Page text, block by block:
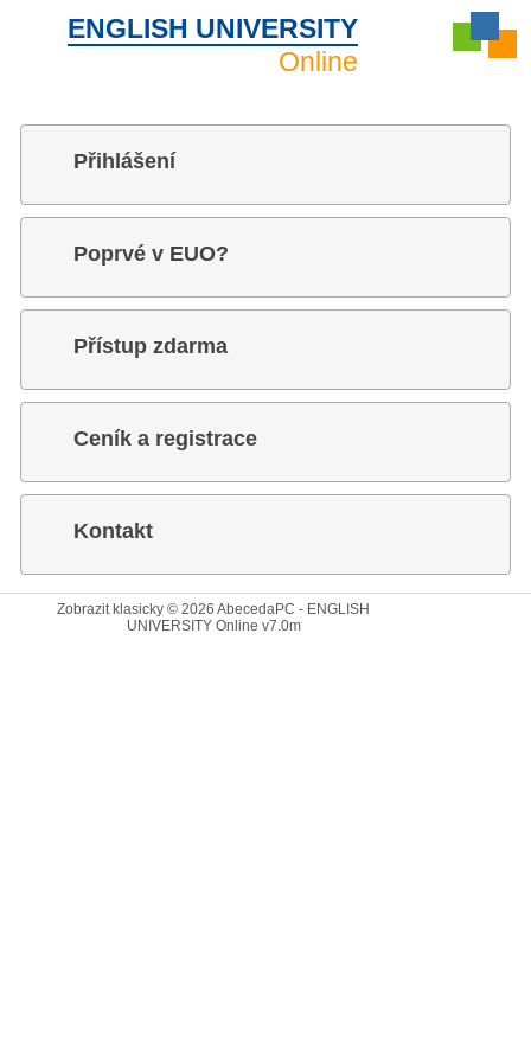
ENGLISH UNIVERSITY
Online
Přihlášení
Poprvé v EUO?
Přístup zdarma
Ceník a registrace
Kontakt
Zobrazit klasicky © 2026 AbecedaPC - ENGLISH
UNIVERSITY Online v7.0m